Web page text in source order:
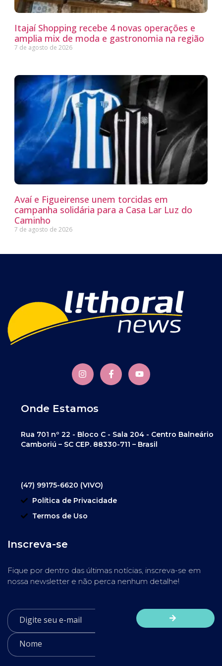
Itajaí Shopping recebe 4 novas operações e
amplia mix de moda e gastronomia na região
7 de agosto de 2026
Avaí e Figueirense unem torcidas em
campanha solidária para a Casa Lar Luz do
Caminho
7 de agosto de 2026
Onde Estamos
Rua 701 nº 22 - Bloco C - Sala 204 - Centro Balneário
Camboriú – SC CEP. 88330-711 – Brasil
(47) 99175-6620 (VIVO)
Política de Privacidade
Termos de Uso
Inscreva-se
Fique por dentro das últimas notícias, inscreva-se em
nossa newsletter e não perca nenhum detalhe!